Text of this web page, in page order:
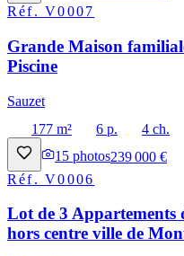
Réf.V0007
Grande Maison
Piscine
Sauzet
177 m²
6 p. 4 ch.
15 photos239 000 €
Réf.V0006
Lot de 3 Appartements
hors centre ville de